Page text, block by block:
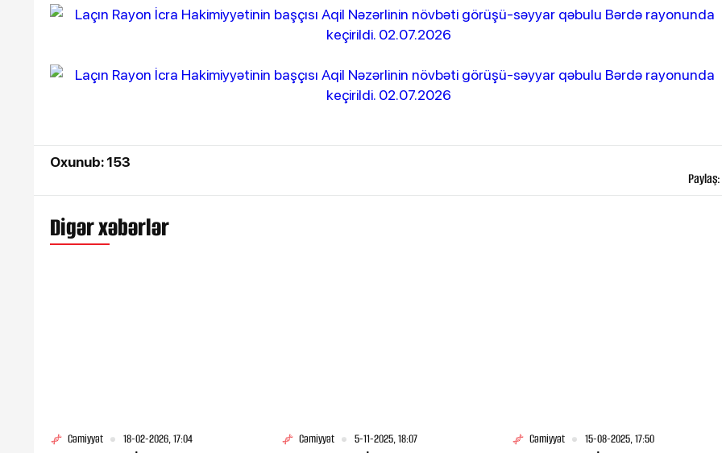
Oxunub: 153
Paylaş:
Digər xəbərlər
Cəmiyyət 18-02-2026, 17:04 Cəmiyyət 5-11-2025, 18:07 Cəmiyyət 15-08-2025, 17:50
çağrış etdi